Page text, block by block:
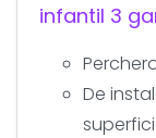
infantil 3
De